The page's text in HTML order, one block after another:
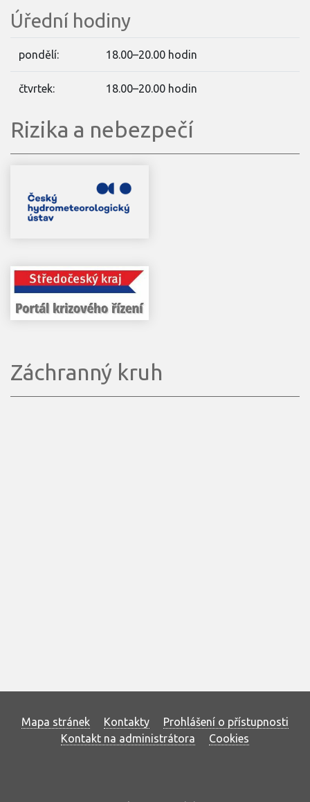
Úřední hodiny
pondělí: 18.00–20.00 hodin
čtvrtek: 18.00–20.00 hodin
Rizika a nebezpečí
Záchranný kruh
Mapa stránek Kontakty
Prohlášení o přístupnosti
Kontakt na administrátora
Cookies